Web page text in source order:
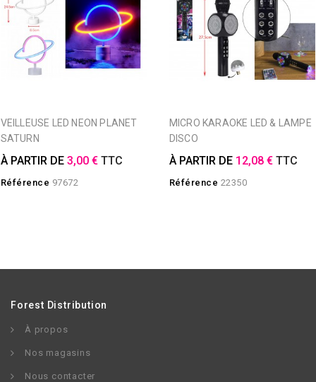
VEILLEUSE LED NEON PLANET
SATURN
À PARTIR DE 3,00 € TTC
Référence 97672
MICRO KARAOKE LED & LAMPE
DISCO
À PARTIR DE 12,08 € TTC
Référence 22350
Forest Distribution
À propos
Nos magasins
Nous contacter